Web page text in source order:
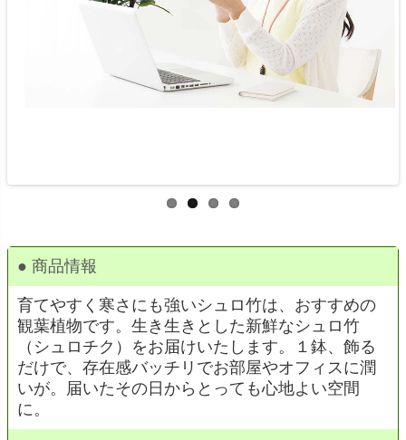
● 商品情報
育てやすく寒さにも強いシュロ竹は、おすすめの
観葉植物です。生き生きとした新鮮なシュロ竹
（シュロチク）をお届けいたします。１鉢、飾る
だけで、存在感バッチリでお部屋やオフィスに潤
いが。届いたその日からとっても心地よい空間
に。